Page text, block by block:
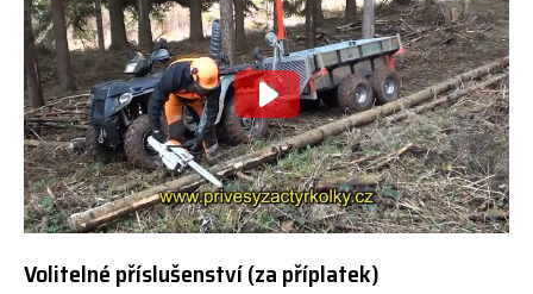
Volitelné příslušenství (za příplatek)